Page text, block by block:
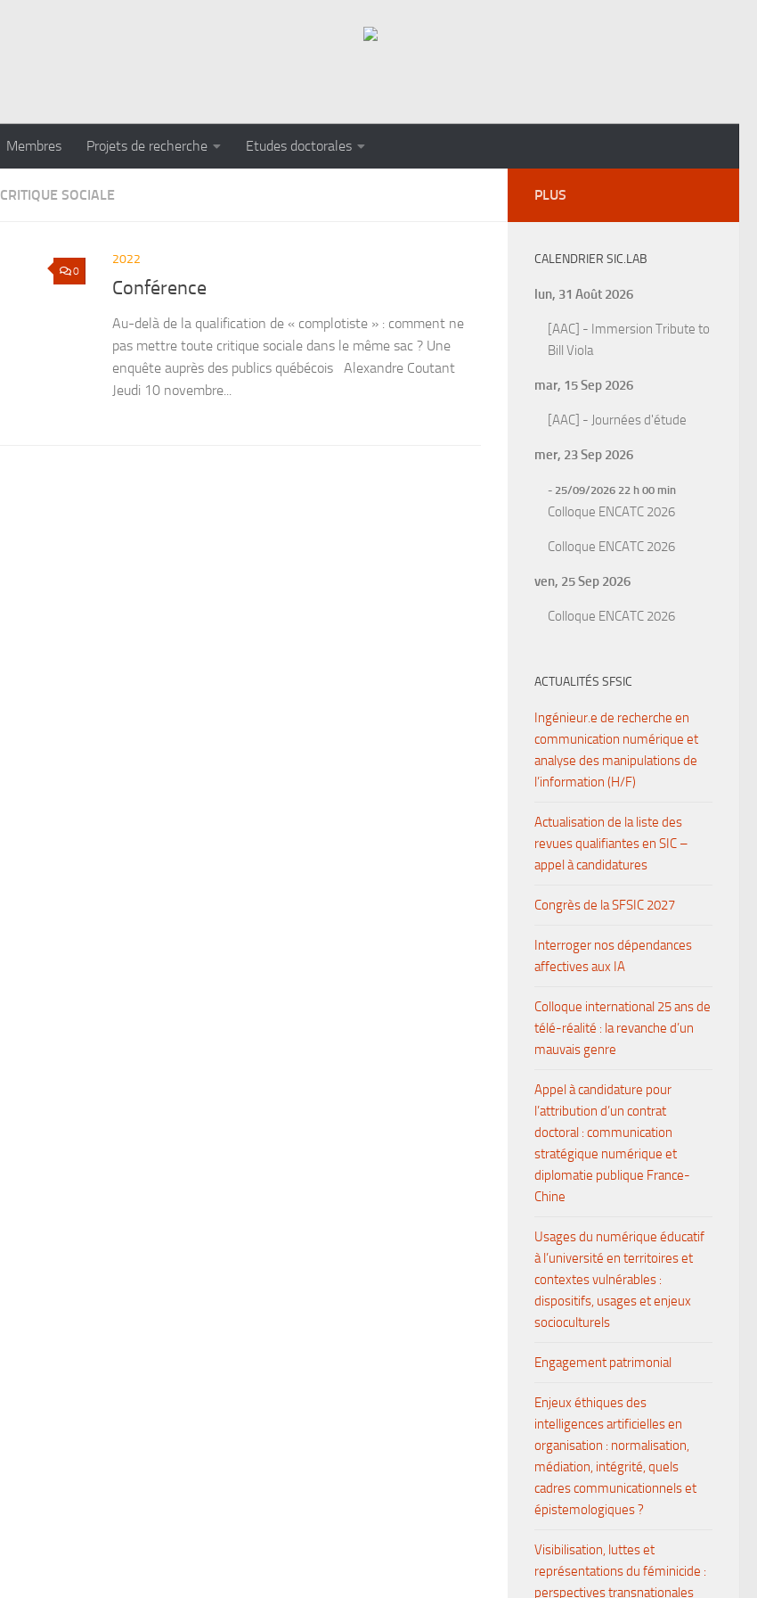
Membres Projets de recherche Etudes doctorales
CRITIQUE SOCIALE
0
2022
Conférence
Au-delà de la qualification de « complotiste » : comment ne
pas mettre toute critique sociale dans le même sac ? Une
enquête auprès des publics québécois Alexandre Coutant
Jeudi 10 novembre...
PLUS
CALENDRIER SIC.LAB
lun, 31 Août 2026
[AAC] - Immersion Tribute to
Bill Viola
mar, 15 Sep 2026
[AAC] - Journées d'étude
mer, 23 Sep 2026
- 25/09/2026 22 h 00 min
Colloque ENCATC 2026
Colloque ENCATC 2026
ven, 25 Sep 2026
Colloque ENCATC 2026
ACTUALITÉS SFSIC
Ingénieur.e de recherche en
communication numérique et
analyse des manipulations de
l’information (H/F)
Actualisation de la liste des
revues qualifiantes en SIC –
appel à candidatures
Congrès de la SFSIC 2027
Interroger nos dépendances
affectives aux IA
Colloque international 25 ans de
télé-réalité : la revanche d’un
mauvais genre
Appel à candidature pour
l’attribution d’un contrat
doctoral : communication
stratégique numérique et
diplomatie publique France-
Chine
Usages du numérique éducatif
à l’université en territoires et
contextes vulnérables :
dispositifs, usages et enjeux
socioculturels
Engagement patrimonial
Enjeux éthiques des
intelligences artificielles en
organisation : normalisation,
médiation, intégrité, quels
cadres communicationnels et
épistemologiques ?
Visibilisation, luttes et
représentations du féminicide :
perspectives transnationales